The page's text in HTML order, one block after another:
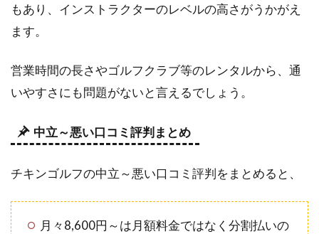
もあり、インストラクターのレベルの高さがうかがえ
ます。
営業時間の長さやゴルフクラブ等のレンタルから、通
いやすさにも問題がないと言えるでしょう。
中立～悪い口コミ評判まとめ
チキンゴルフの中立～悪い口コミ評判をまとめると、
月々8,600円～は月額料金ではなく分割払いの